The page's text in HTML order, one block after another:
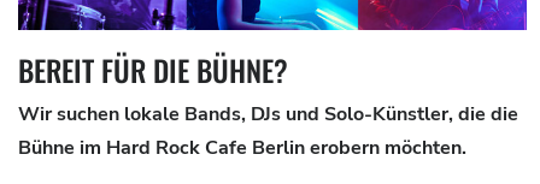
BEREIT FÜR DIE BÜHNE?
Wir suchen lokale Bands, DJs und Solo-Künstler, die die
Bühne im Hard Rock Cafe Berlin erobern möchten.